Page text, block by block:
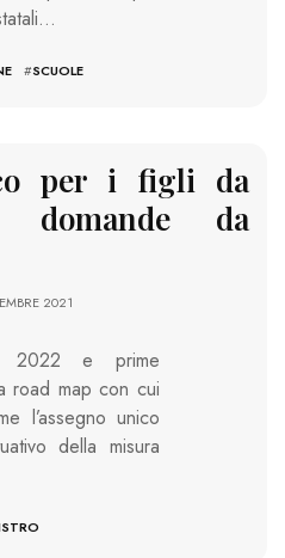
#SCUOLE
per i figli da
domande da
2021
2022 e prime
road map con cui
l’assegno unico
della misura